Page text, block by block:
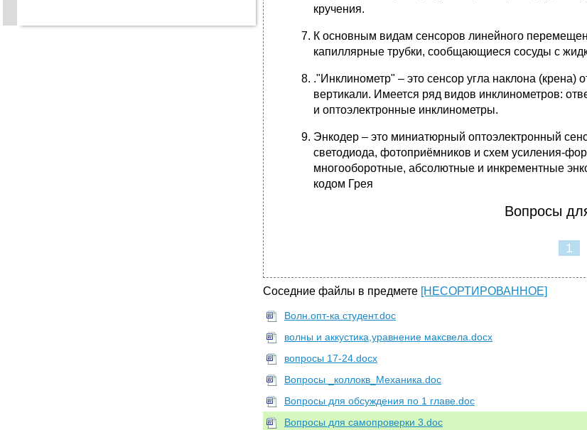
кручения.
К основным видам сенсоров линейного
капиллярные трубки, сообщающиеся сосуды с
."Инклинометр" – это сенсор угла наклона (крена)
вертикали. Имеется ряд видов инклинометров:
и оптоэлектронные инклинометры.
Энкодер – это миниатюрный оптоэлектронный
светодиода, фотоприёмников и схем усиления-
многооборотные, абсолютные и инкрементные
кодом Грея
Вопросы
1
Соседние файлы в предмете [НЕСОРТИРОВАННОЕ]
Волн.опт-ка студент.doc
волны и аккустика,уравнение максвела.docx
вопросы 17-24.docx
Вопросы _коллокв_Механика.doc
Вопросы для обсуждения по 1 главе.doc
Вопросы для самопроверки 3.doc